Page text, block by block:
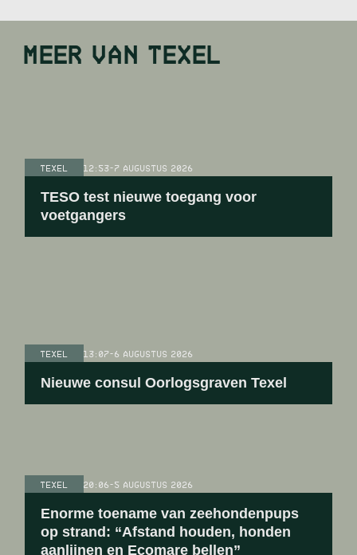
MEER VANTEXEL
TEXEL 12:53-7 AUGUSTUS 2026
TESO test nieuwe toegang voor
voetgangers
TEXEL 13:07-6 AUGUSTUS 2026
Nieuwe consul Oorlogsgraven Texel
TEXEL 20:06-5 AUGUSTUS 2026
Enorme toename van zeehondenpups
op strand: “Afstand houden, honden
aanlijnen en Ecomare bellen”